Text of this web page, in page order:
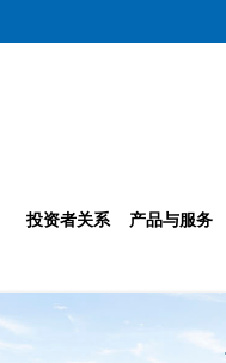
投资者关系 产品与服务